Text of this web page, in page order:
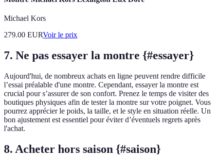
Michael Kors
279.00 EURVoir le prix
7. Ne pas essayer la montre {#essayer}
Aujourd'hui, de nombreux achats en ligne peuvent rendre difficile
l’essai préalable d'une montre. Cependant, essayer la montre est
crucial pour s’assurer de son confort. Prenez le temps de visiter des
boutiques physiques afin de tester la montre sur votre poignet. Vous
pourrez apprécier le poids, la taille, et le style en situation réelle. Un
bon ajustement est essentiel pour éviter d’éventuels regrets après
l'achat.
8. Acheter hors saison {#saison}